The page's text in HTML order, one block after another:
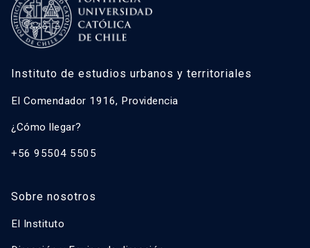
Instituto de estudios urbanos y territoriales
El Comendador 1916, Providencia
¿Cómo llegar?
+56 95504 5505
Sobre nosotros
El Instituto